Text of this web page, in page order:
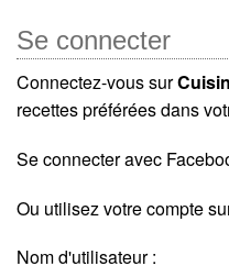
Se connecter
Connectez-vous sur
recettes préférées dans
Se connecter avec
Ou utilisez votre compte
Nom d'utilisateur :